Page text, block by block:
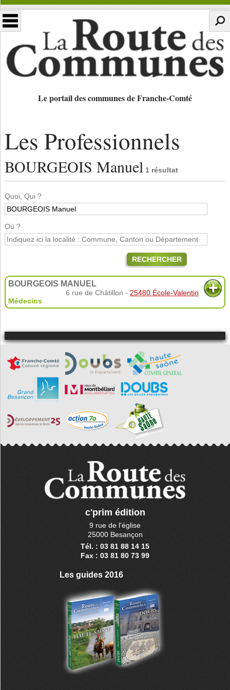
Le portail des communes de Franche-Comté
Les Professionnels
BOURGEOIS Manuel 1 résultat
Quoi, Qui ?
Où ?
RECHERCHER
BOURGEOIS MANUEL
6 rue de Châtillon - 25480 École-Valentin
Médecins
c'prim édition
9 rue de l'église
25000 Besançon
Tél. : 03 81 88 14 15
Fax : 03 81 80 73 99
Les guides 2016